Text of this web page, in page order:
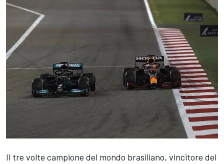
Il tre volte campione del mondo brasiliano, vincitore del